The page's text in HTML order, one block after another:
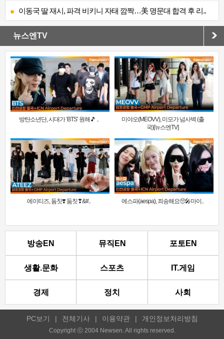
이동국 딸 재시, 파격 비키니 자태 깜짝…美 명문대 합격 후 리..
뉴스엔TV
방탄소년단, 시대가 ‘BTS’ 원해🎵 ..
미야오(MEOVV), 미모가 넘사벽 (출
국)[뉴스엔TV]
에이티즈, 둠칫❣️ 둠칫❣&#.. 에스파(aespa), 죄송해요🥺🎤마이..
방송EN 뮤직EN 포토EN
생활.문화 스포츠 IT.게임
경제 정치 사회
PC보기 | 전체기사 | 이용약관 | 개인정보처리방침
Copyright ⓒ 2004 Newsen. All rights reserved.